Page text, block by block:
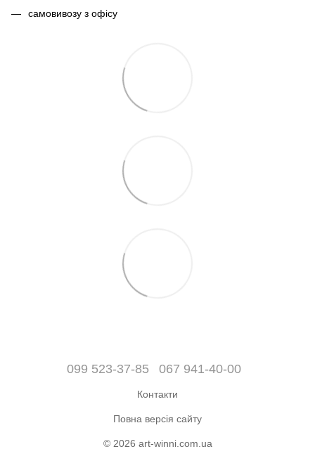
самовивозу з офісу
099 523-37-85 067 941-40-00
Контакти
Повна версія сайту
© 2026 art-winni.com.ua